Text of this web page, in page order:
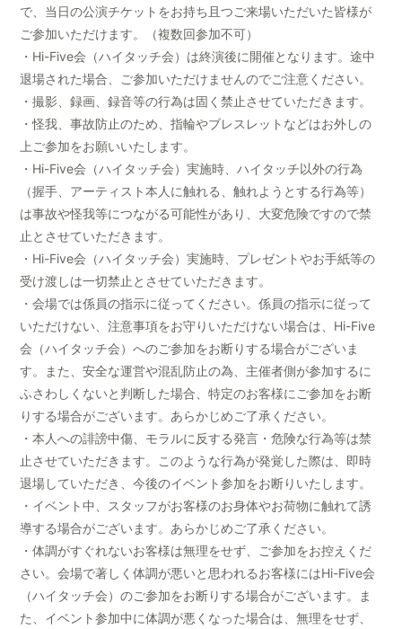
で、当日の公演チケットをお持ち且つご来場いただいた皆様が
ご参加いただけます。（複数回参加不可）
・Hi-Five会（ハイタッチ会）は終演後に開催となります。途中
退場された場合、ご参加いただけませんのでご注意ください。
・撮影、録画、録音等の行為は固く禁止させていただきます。
・怪我、事故防止のため、指輪やブレスレットなどはお外しの
上ご参加をお願いいたします。
・Hi-Five会（ハイタッチ会）実施時、ハイタッチ以外の行為
（握手、アーティスト本人に触れる、触れようとする行為等）
は事故や怪我等につながる可能性があり、大変危険ですので禁
止とさせていただきます。
・Hi-Five会（ハイタッチ会）実施時、プレゼントやお手紙等の
受け渡しは一切禁止とさせていただきます。
・会場では係員の指示に従ってください。係員の指示に従って
いただけない、注意事項をお守りいただけない場合は、Hi-Five
会（ハイタッチ会）へのご参加をお断りする場合がございま
す。また、安全な運営や混乱防止の為、主催者側が参加するに
ふさわしくないと判断した場合、特定のお客様にご参加をお断
りする場合がございます。あらかじめご了承ください。
・本人への誹謗中傷、モラルに反する発言・危険な行為等は禁
止させていただきます。このような行為が発覚した際は、即時
退場していただき、今後のイベント参加をお断りいたします。
・イベント中、スタッフがお客様のお身体やお荷物に触れて誘
導する場合がございます。あらかじめご了承ください。
・体調がすぐれないお客様は無理をせず、ご参加をお控えくだ
さい。会場で著しく体調が悪いと思われるお客様にはHi-Five会
（ハイタッチ会）のご参加をお断りする場合がございます。ま
た、イベント参加中に体調が悪くなった場合は、無理をせず、